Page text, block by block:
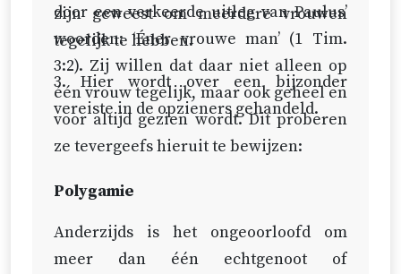
door een verkeerde uitleg van Paulus’
woorden: ‘Éner vrouwe man’ (1 Tim.
3:2). Zij willen dat daar niet alleen op
één vrouw tegelijk, maar ook geheel en
voor altijd gezien wordt. Dit proberen
ze tevergeefs hieruit te bewijzen:
zijn geweest om meerdere vrouwen
tegelijk te hebben.
3. Hier wordt over een bijzonder
vereiste in de opzieners gehandeld.
Polygamie
Anderzijds is het ongeoorloofd om
meer dan één echtgenoot of